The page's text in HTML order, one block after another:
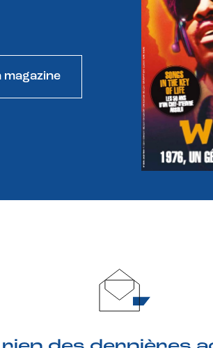
magazine